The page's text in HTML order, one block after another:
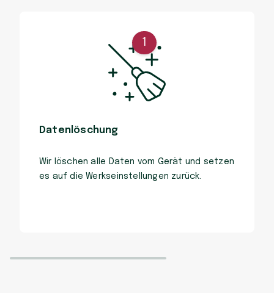
Datenlöschung
Wir löschen alle Daten vom Gerät und setzen
es auf die Werkseinstellungen zurück.